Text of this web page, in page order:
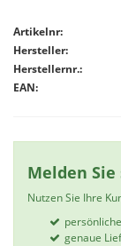
Artikelnr:
Hersteller:
Herstellernr.:
EAN:
Melden Sie
Nutzen Sie Ihre
genaue